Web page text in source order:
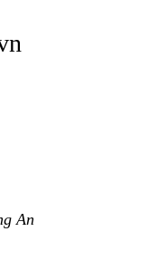
An